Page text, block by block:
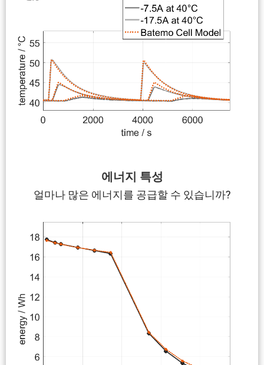
에너지 특성
얼마나 많은 에너지를 공급할 수 있습니까?